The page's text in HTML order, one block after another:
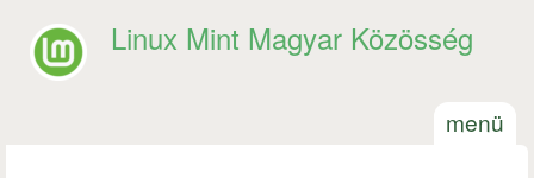
Linux Mint Magyar Közösség
menü